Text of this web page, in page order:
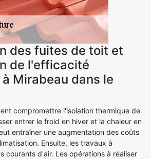
des fuites de toit et
de l'efficacité
Mirabeau dans le
compromettre l'isolation thermique de
entrer le froid en hiver et la chaleur en
entraîner une augmentation des coûts
Ensuite, les travaux à
courants d'air. Les opérations à réaliser